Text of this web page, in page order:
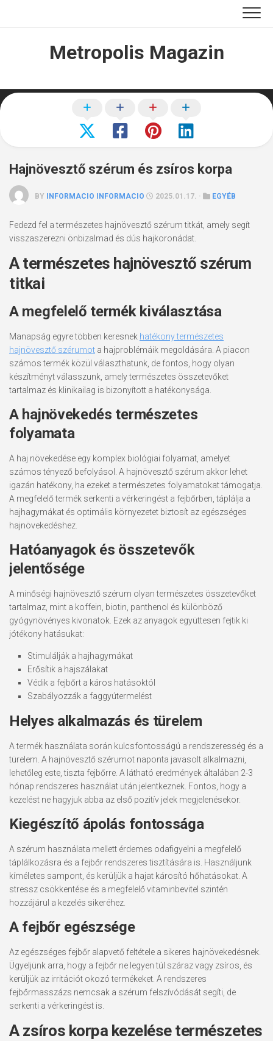
Metropolis Magazin
Hajnövesztő szérum és zsíros korpa
BY INFORMACIO INFORMACIO 2025.01.17. · EGYÉB
Fedezd fel a természetes hajnövesztő szérum titkát, amely segít
visszaszerezni önbizalmad és dús hajkoronádat.
A természetes hajnövesztő szérum
titkai
A megfelelő termék kiválasztása
Manapság egyre többen keresnek hatékony természetes
hajnövesztő szérumot a hajproblémáik megoldására. A piacon
számos termék közül választhatunk, de fontos, hogy olyan
készítményt válasszunk, amely természetes összetevőket
tartalmaz és klinikailag is bizonyított a hatékonysága.
A hajnövekedés természetes
folyamata
A haj növekedése egy komplex biológiai folyamat, amelyet
számos tényező befolyásol. A hajnövesztő szérum akkor lehet
igazán hatékony, ha ezeket a természetes folyamatokat támogatja.
A megfelelő termék serkenti a vérkeringést a fejbőrben, táplálja a
hajhagymákat és optimális környezetet biztosít az egészséges
hajnövekedéshez.
Hatóanyagok és összetevők
jelentősége
A minőségi hajnövesztő szérum olyan természetes összetevőket
tartalmaz, mint a koffein, biotin, panthenol és különböző
gyógynövényes kivonatok. Ezek az anyagok együttesen fejtik ki
jótékony hatásukat:
Stimulálják a hajhagymákat
Erősítik a hajszálakat
Védik a fejbőrt a káros hatásoktól
Szabályozzák a faggyútermelést
Helyes alkalmazás és türelem
A termék használata során kulcsfontosságú a rendszeresség és a
türelem. A hajnövesztő szérumot naponta javasolt alkalmazni,
lehetőleg este, tiszta fejbőrre. A látható eredmények általában 2-3
hónap rendszeres használat után jelentkeznek. Fontos, hogy a
kezelést ne hagyjuk abba az első pozitív jelek megjelenésekor.
Kiegészítő ápolás fontossága
A szérum használata mellett érdemes odafigyelni a megfelelő
táplálkozásra és a fejbőr rendszeres tisztítására is. Használjunk
kíméletes sampont, és kerüljük a hajat károsító hőhatásokat. A
stressz csökkentése és a megfelelő vitaminbevitel szintén
hozzájárul a kezelés sikeréhez.
A fejbőr egészsége
Az egészséges fejbőr alapvető feltétele a sikeres hajnövekedésnek.
Ügyeljünk arra, hogy a fejbőr ne legyen túl száraz vagy zsíros, és
kerüljük az irritációt okozó termékeket. A rendszeres
fejbőrmasszázs nemcsak a szérum felszívódását segíti, de
serkenti a vérkeringést is.
A zsíros korpa kezelése természetes